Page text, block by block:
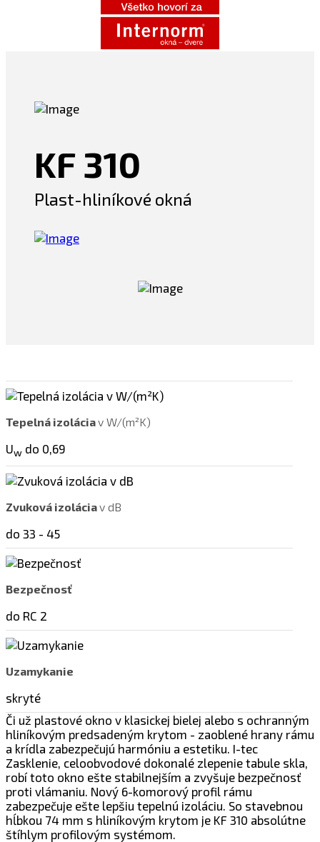
KF 310
Plast-hliníkové okná
Tepelná izoláciav W/(m²K)
Uw do 0,69
Zvuková izoláciav dB
do 33 - 45
Bezpečnosť
do RC 2
Uzamykanie
skryté
Či už plastové okno v klasickej bielej alebo s ochranným
hliníkovým predsadeným krytom - zaoblené hrany rámu
a krídla zabezpečujú harmóniu a estetiku. I-tec
Zasklenie, celoobvodové dokonalé zlepenie tabule skla,
robí toto okno ešte stabilnejším a zvyšuje bezpečnosť
proti vlámaniu. Nový 6-komorový profil rámu
zabezpečuje ešte lepšiu tepelnú izoláciu. So stavebnou
hĺbkou 74 mm s hliníkovým krytom je KF 310 absolútne
štíhlym profilovým systémom.